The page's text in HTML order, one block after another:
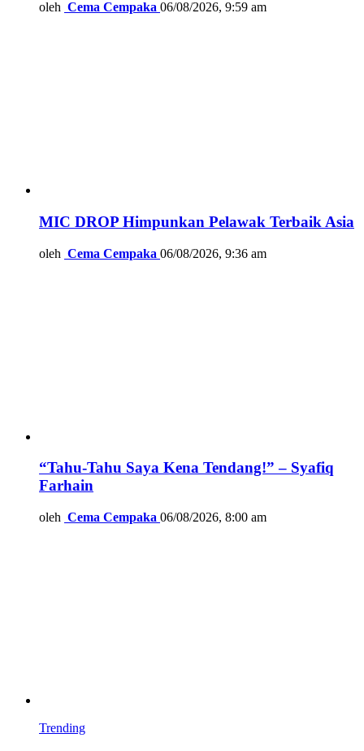
oleh Cema Cempaka 06/08/2026, 9:59 am
MIC DROP Himpunkan Pelawak Terbaik Asia
oleh Cema Cempaka 06/08/2026, 9:36 am
“Tahu-Tahu Saya Kena Tendang!” – Syafiq
Farhain
oleh Cema Cempaka 06/08/2026, 8:00 am
Trending